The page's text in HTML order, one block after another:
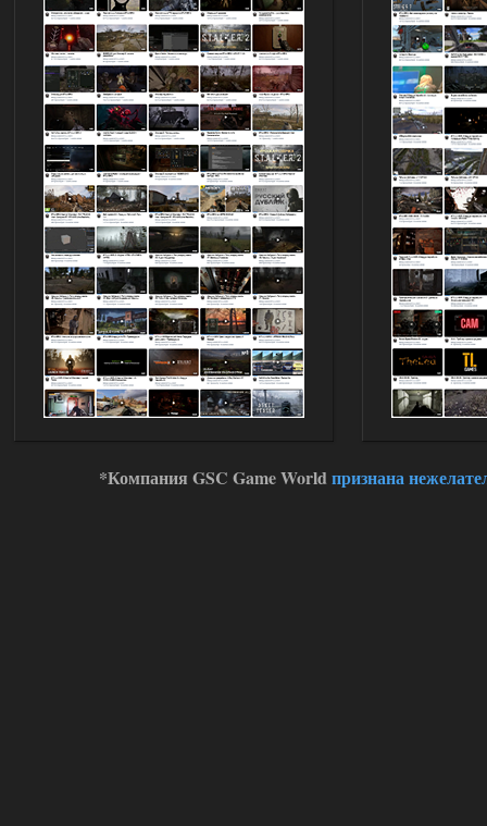
*Компания GSC Game Worldпризнана